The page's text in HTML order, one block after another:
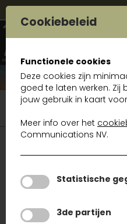
Cookiebeleid
Functionele cookies
Deze cookies zijn
goed te laten werken. Zij
jouw gebruik in kaart
Meer info over het
Communications NV.
Statistische
3de partijen
Gamma
Telecom &
TELECOM &
Conferentiesystemen
Lone worker GSM